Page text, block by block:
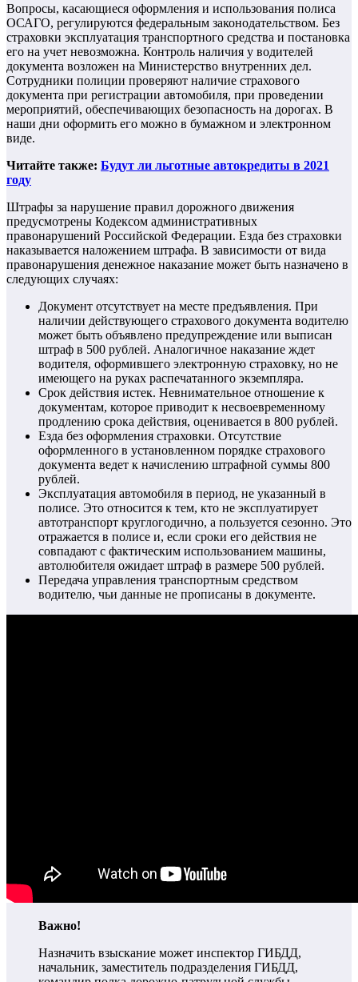
Вопросы, касающиеся оформления и использования полиса
ОСАГО, регулируются федеральным законодательством. Без
страховки эксплуатация транспортного средства и постановка
его на учет невозможна. Контроль наличия у водителей
документа возложен на Министерство внутренних дел.
Сотрудники полиции проверяют наличие страхового
документа при регистрации автомобиля, при проведении
мероприятий, обеспечивающих безопасность на дорогах. В
наши дни оформить его можно в бумажном и электронном
виде.
Читайте также: Будут ли льготные автокредиты в 2021
году
Штрафы за нарушение правил дорожного движения
предусмотрены Кодексом административных
правонарушений Российской Федерации. Езда без страховки
наказывается наложением штрафа. В зависимости от вида
правонарушения денежное наказание может быть назначено в
следующих случаях:
Документ отсутствует на месте предъявления. При
наличии действующего страхового документа водителю
может быть объявлено предупреждение или выписан
штраф в 500 рублей. Аналогичное наказание ждет
водителя, оформившего электронную страховку, но не
имеющего на руках распечатанного экземпляра.
Срок действия истек. Невнимательное отношение к
документам, которое приводит к несвоевременному
продлению срока действия, оценивается в 800 рублей.
Езда без оформления страховки. Отсутствие
оформленного в установленном порядке страхового
документа ведет к начислению штрафной суммы 800
рублей.
Эксплуатация автомобиля в период, не указанный в
полисе. Это относится к тем, кто не эксплуатирует
автотранспорт круглогодично, а пользуется сезонно. Это
отражается в полисе и, если сроки его действия не
совпадают с фактическим использованием машины,
автолюбителя ожидает штраф в размере 500 рублей.
Передача управления транспортным средством
водителю, чьи данные не прописаны в документе.
Важно!
Назначить взыскание может инспектор ГИБДД,
начальник, заместитель подразделения ГИБДД,